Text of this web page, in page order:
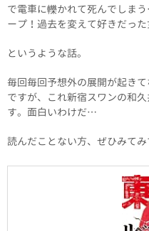
で電車に轢かれて死んでしま
ープ！過去を変えて好きだった
というような話。
毎回毎回予想外の展開が起き
ですが、これ新宿スワンの和
す。面白いわけだ…
読んだことない方、ぜひみてみ